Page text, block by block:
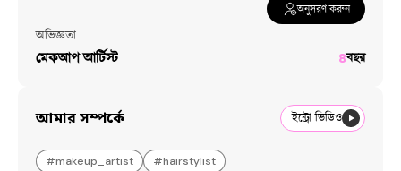
অনুসরণ করুন
অভিজ্ঞতা
মেকআপ আর্টিস্ট ৪বছর
আমার সম্পর্কে ইন্ট্রো ভিডিও
#makeup_artist #hairstylist